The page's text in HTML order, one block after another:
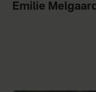
Emilie